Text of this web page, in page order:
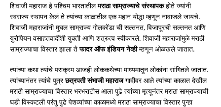
शिवाजी महाराज हे पश्चिम भारतातीलमराठासाम्राज्याचे संस्थापकहोते ज्यांनी
स्वराज्य स्थापन केलं ते त्यांच्या काळातील एक महान योद्धा म्हणून नावाजले जायचे.
शिवाजी महाराजांनी मुघल साम्राज्य गोलकोंडा ची सल्तनत, विजापूरची सल्तनत आणि
युरोपियन वसाहतवादींशी युक्ती आणि शत्रुत्व स्वीकारले. शिवाजी महाराजांमुळे मराठी
साम्राज्याचा विस्तार झाला तेफादरऑफ इंडियन नेव्हीम्हणून ओळखले जातात.
त्यांच्या कथा त्यांचे पराक्रम आजही लोककथेच्या माध्यमातून लोकांना सांगितले जातात.
त्यांच्यानंतर त्यांचे पुत्रछत्रपतीसंभाजी महाराजगादीवर आले त्यांच्या काळात देखील
मराठी साम्राज्याचा विस्तार भरभराटीस आला पुढे त्यांच्या मृत्यूनंतर मराठा साम्राज्याची
घडी विस्कटली परंतु पुढे पेशव्यांच्या काळामध्ये मराठा साम्राज्याचा विस्तार पुन्हा